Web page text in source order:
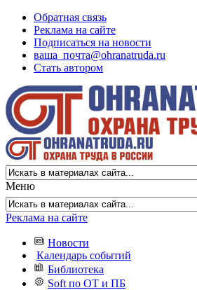
Обратная связь
Реклама на сайте
Подписаться на новости
ваша_почта@ohranatruda.ru
Стать автором
Меню
Реклама на сайте
Новости
Календарь событий
Библиотека
Soft по ОТ и ПБ